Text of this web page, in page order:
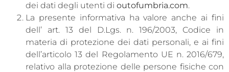
dei dati degli utenti di outofumbria.com.
La presente informativa ha valore anche ai fini
dell’ art. 13 del D.Lgs. n. 196/2003, Codice in
materia di protezione dei dati personali, e ai fini
dell’articolo 13 del Regolamento UE n. 2016/679,
relativo alla protezione delle persone fisiche con